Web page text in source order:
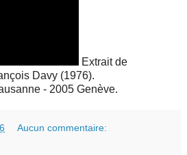
Extrait de
Davy (1976).
- 2005 Genève.
Aucun commentaire: